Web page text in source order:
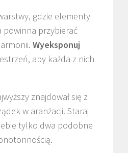
gdzie elementy
powinna przybierać
Wyeksponuj
aby każda z nich
znajdował się z
w aranżacji. Staraj
tylko dwa podobne